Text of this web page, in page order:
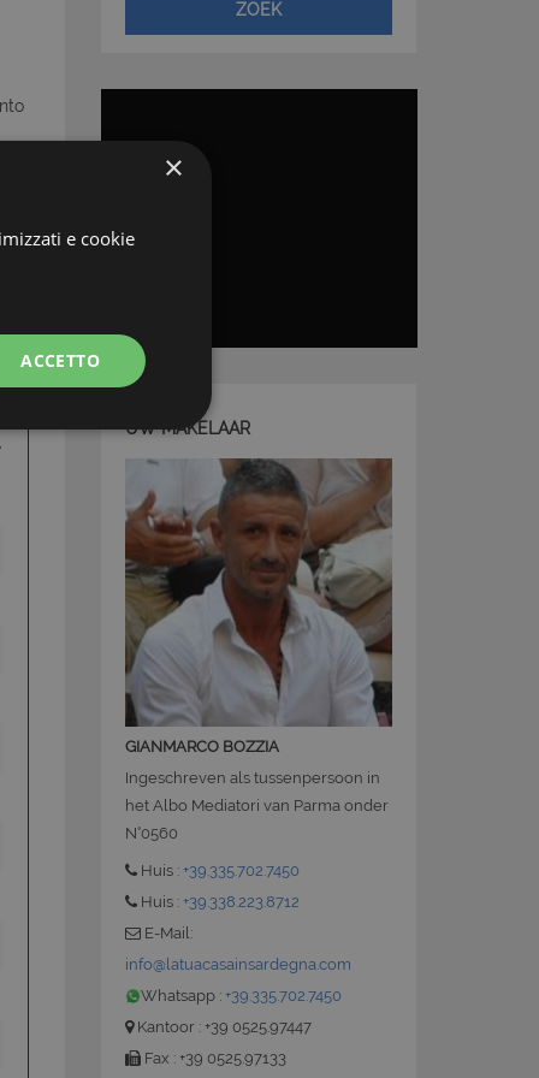
ZOEK
UW MAKELAAR
GIANMARCO BOZZIA
Ingeschreven als tussenpersoon in
het Albo Mediatori van Parma onder
N°0560
Huis : +39.335.702.7450
Huis : +39.338.223.8712
E-Mail:
info@latuacasainsardegna.com
Whatsapp :+39.335.702.7450
Kantoor : +39 0525.97447
Fax : +39 0525.97133
×
e cookie
ACCETTO